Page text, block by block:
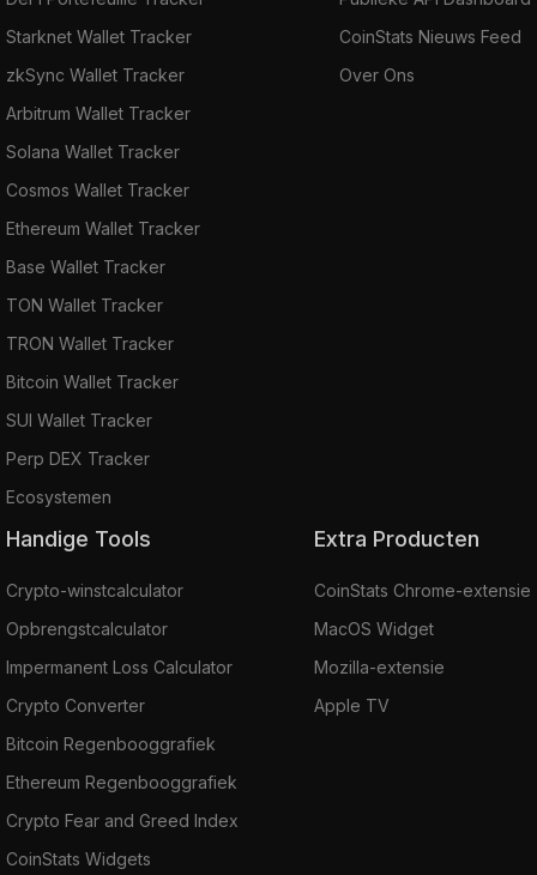
Starknet Wallet Tracker
zkSync Wallet Tracker
Arbitrum Wallet Tracker
Solana Wallet Tracker
Cosmos Wallet Tracker
Ethereum Wallet Tracker
Base Wallet Tracker
TON Wallet Tracker
TRON Wallet Tracker
Bitcoin Wallet Tracker
SUI Wallet Tracker
Perp DEX Tracker
Ecosystemen
CoinStats Nieuws Feed
Over Ons
Handige Tools
Crypto-winstcalculator
Opbrengstcalculator
Impermanent Loss Calculator
Crypto Converter
Bitcoin Regenbooggrafiek
Ethereum Regenbooggrafiek
Crypto Fear and Greed Index
CoinStats Widgets
Extra Producten
CoinStats Chrome-extensie
MacOS Widget
Mozilla-extensie
Apple TV